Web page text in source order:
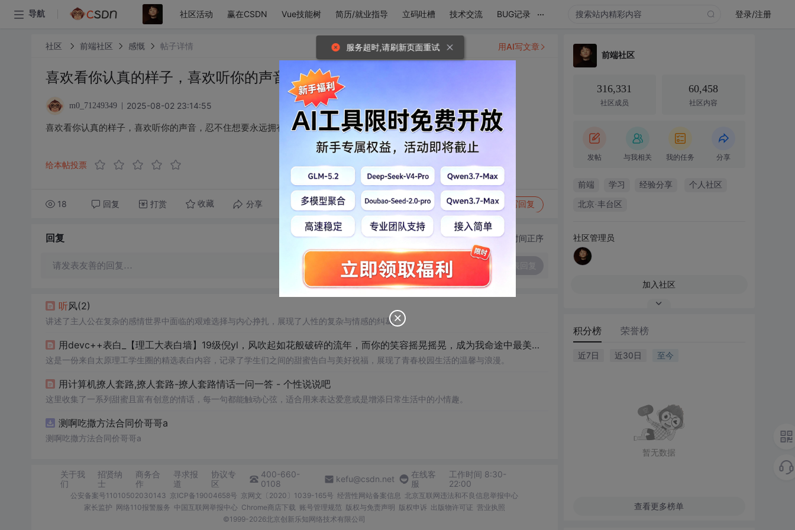
导航 社区活动 赢在CSDN Vue技能树 简历/就业指导 立码吐槽 技术交流 BUG记录 ... 登录/注册
社区 前端社区 感慨 帖子详情
喜欢看你认真的样子，喜欢听你的声音，忍不住想要永远拥有你的微笑~
m0_71249349 2025-08-02 23:14:55
喜欢看你认真的样子，喜欢听你的声音，忍不住想要永远拥有你的微笑~
给本帖投票
18 回复 打赏 收藏 分享 转发到动态 举报 写回复
用AI写文章
回复 切换为时间正序
请发表友善的回复…
听风(2)
讲述了主人公在复杂的感情世界中面临的艰难选择与内心挣扎，展现了人性的复杂与情感的纠葛。
用devc++表白_【理工大表白墙】19级倪yl，风吹起如花般破碎的流年，而你的笑容摇晃摇晃，成为我命途中最美的点缀...
这是一份来自太原理工学生圈的精选表白内容，记录了学生们之间的甜蜜告白与美好祝福，展现了青春校园生活的温馨与浪漫。
用计算机撩人套路,撩人套路-撩人套路情话一问一答 - 个性说说吧
这里收集了一系列甜蜜且富有创意的情话，每一句都能触动心弦，适合用来表达爱意或是增添日常生活中的小情趣。
测啊吃撒方法合同价哥哥a
测啊吃撒方法合同价哥哥a
关于我
们
招贤纳
士
商务合
作
寻求报
道
协议专
区
400-660-
0108
kefu@csdn.net
在线客
服
工作时间 8:30-
22:00
公安备案号11010502030143 京ICP备19004658号 京网文〔2020〕1039-165号 经营性网站备案信息 北京互联网违法和不良信息举报中心
家长监护 网络110报警服务 中国互联网举报中心 Chrome商店下载 账号管理规范 版权与免责声明 版权申诉 出版物许可证 营业执照
©1999-2026北京创新乐知网络技术有限公司
前端社区
316,331
社区成员
60,458
社区内容
发帖 与我相关 我的任务 分享
前端 学习 经验分享 个人社区
北京·丰台区
社区管理员
加入社区
积分榜 荣誉榜
近7日 近30日 至今
暂无数据
查看更多榜单
服务超时,请刷新页面重试